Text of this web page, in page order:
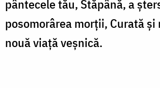
pântecele tău, Stăpână, a
posomorârea morţii, Curată
nouă viaţă veşnică.